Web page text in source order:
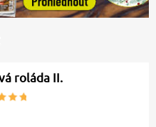
roláda II.